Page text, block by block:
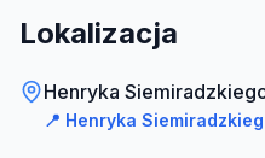
Lokalizacja
Henryka
📍 Henryka